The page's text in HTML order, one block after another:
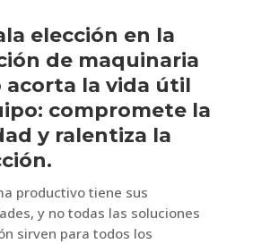
elección en la
de maquinaria
acorta la vida útil
compromete la
y ralentiza la
productivo tiene sus
y no todas las soluciones
sirven para todos los